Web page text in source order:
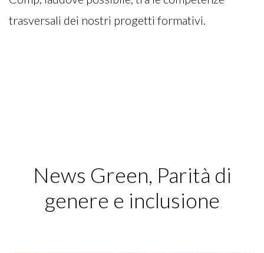
trasversali dei nostri progetti formativi.
News Green, Parità di
genere e inclusione